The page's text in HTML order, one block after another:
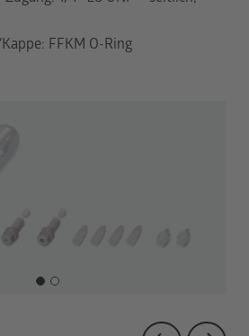
FFKM O-Ring